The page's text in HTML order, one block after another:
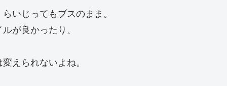
いじってもブスのまま。
が良かったり、
えられないよね。